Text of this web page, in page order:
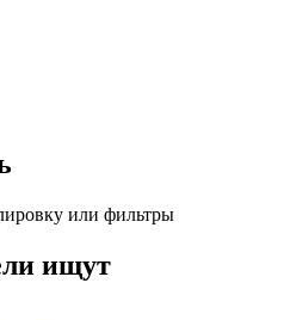
или фильтры
ищут